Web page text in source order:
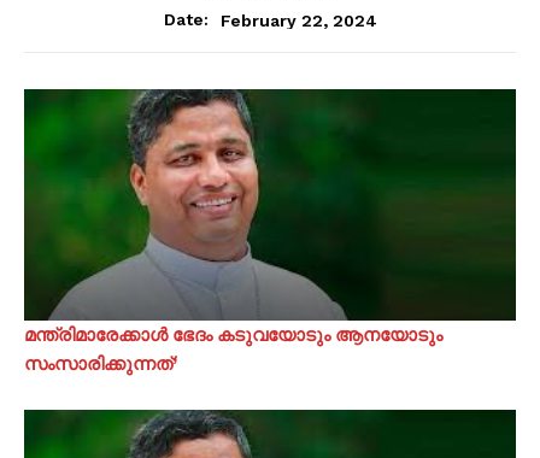
Date:
February 22, 2024
മന്ത്രിമാരേക്കാൾ ഭേദം കടുവയോടും ആനയോടും
സംസാരിക്കുന്നത്’